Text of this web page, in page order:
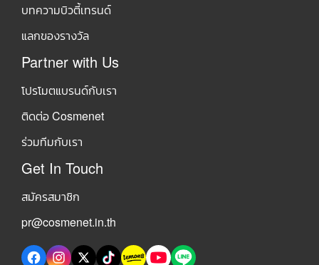
บทความบิวตี้เทรนด์
แลกของรางวัล
Partner with Us
โปรโมตแบรนด์กับเรา
ติดต่อ Cosmenet
ร่วมทีมกับเรา
Get In Touch
สมัครสมาชิก
pr@cosmenet.in.th